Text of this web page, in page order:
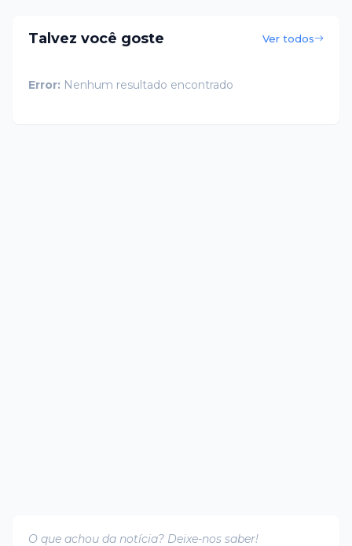
Talvez você goste Ver todos
Error: Nenhum resultado encontrado
O que achou da notícia? Deixe-nos saber!